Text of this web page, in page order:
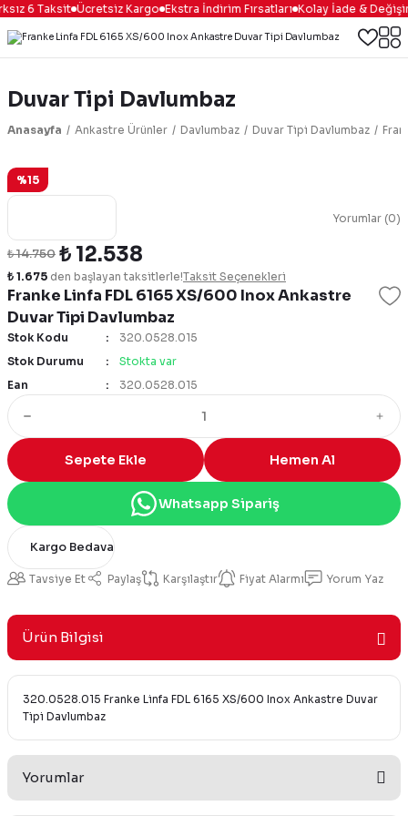
6 Taksit Ücretsiz Kargo Ekstra İndirim Fırsatları Kolay İade &
Duvar Tipi Davlumbaz
Anasayfa Ankastre Ürünler Davlumbaz Duvar Tipi Davlumbaz
%15
Yorumlar (0)
Franke Linfa FDL 6165 XS/600 Inox Ankastre
Duvar Tipi Davlumbaz
₺ 14.750 ₺ 12.538
₺ 1.675 den başlayan taksitlerle!Taksit Seçenekleri
Stok Kodu
320.0528.015
Stok Durumu
Stokta var
Ean
320.0528.015
Sepete Ekle Hemen Al
Whatsapp Sipariş
Kargo Bedava
Tavsiye Et Paylaş Karşılaştır Fiyat Alarmı Yorum Yaz
Ürün Bilgisi
320.0528.015 Franke Linfa FDL 6165 XS/600 Inox Ankastre Duvar
Tipi Davlumbaz
Yorumlar